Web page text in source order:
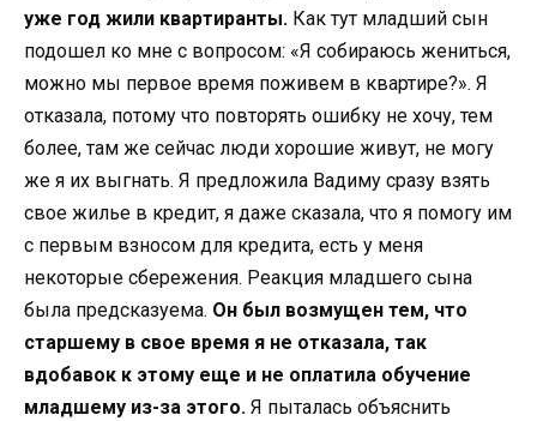
уже год жили квартиранты. Как тут младший сын
подошел ко мне с вопросом: «Я собираюсь жениться,
можно мы первое время поживем в квартире?». Я
отказала, потому что повторять ошибку не хочу, тем
более, там же сейчас люди хорошие живут, не могу
же я их выгнать. Я предложила Вадиму сразу взять
свое жилье в кредит, я даже сказала, что я помогу им
с первым взносом для кредита, есть у меня
некоторые сбережения. Реакция младшего сына
была предсказуема. Он был возмущен тем, что
старшему в свое время я не отказала, так
вдобавок к этому еще и не оплатила обучение
младшему из-за этого. Я пыталась объяснить